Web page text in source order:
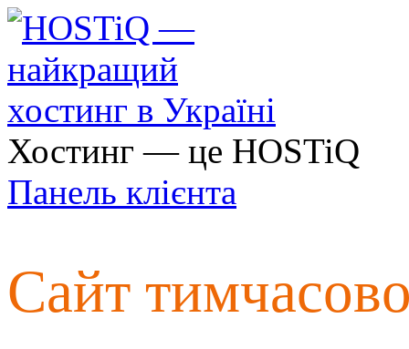
Хостинг — це HOSTiQ
Панель клієнта
Сайт